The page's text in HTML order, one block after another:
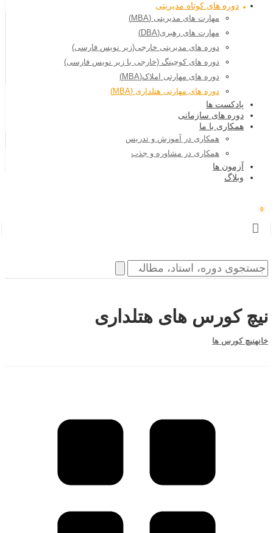
دوره های کوتاه مدیریتی
مهارت های مدیریتی (MBA)
مهارت های رهبری(DBA)
دوره های مدیریتی خارجی(زیر نویس فارسی)
دوره های کوچینگ (خارجی با زیر نویس فارسی)
دوره های مهارتی املاک(MBA)
دوره های مهارتی هتلداری (MBA)
پادکست ها
دوره های سازمانی
همکاری با ما
همکاری در آموزش و تدریس
همکاری در مشاوره و جذب
آزمون ها
وبلاگ
0
نیچ کورس های هتلداری
خانهنیچ کورس ها